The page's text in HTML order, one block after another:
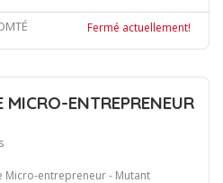
Fermé actuellement!
ENTREPRENEUR
Micro-entrepreneur - Mutant